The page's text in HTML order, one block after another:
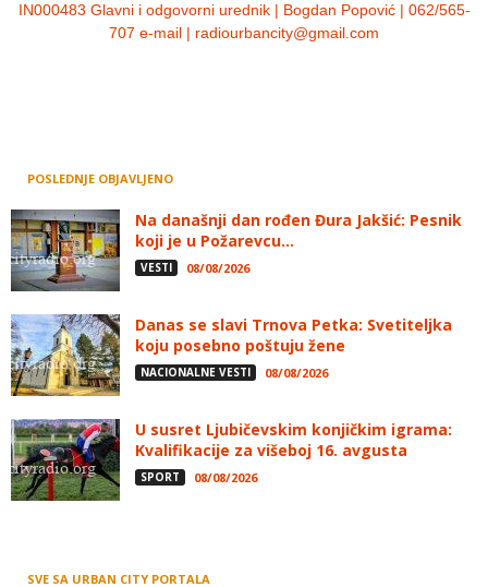
IN000483 Glavni i odgovorni urednik | Bogdan Popović | 062/565-
707 e-mail | radiourbancity@gmail.com
POSLEDNJE OBJAVLJENO
Na današnji dan rođen Đura Jakšić: Pesnik
koji je u Požarevcu...
VESTI 08/08/2026
Danas se slavi Trnova Petka: Svetiteljka
koju posebno poštuju žene
NACIONALNE VESTI 08/08/2026
U susret Ljubičevskim konjičkim igrama:
Kvalifikacije za višeboj 16. avgusta
SPORT 08/08/2026
SVE SA URBAN CITY PORTALA